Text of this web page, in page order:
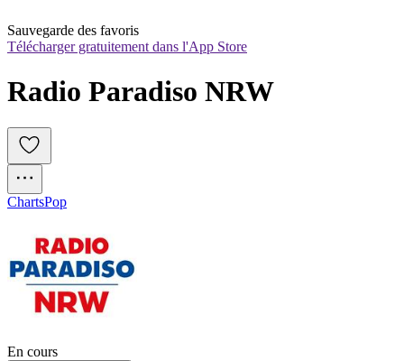
Sauvegarde des favoris
Télécharger gratuitement dans l'App Store
Radio Paradiso NRW
ChartsPop
En cours